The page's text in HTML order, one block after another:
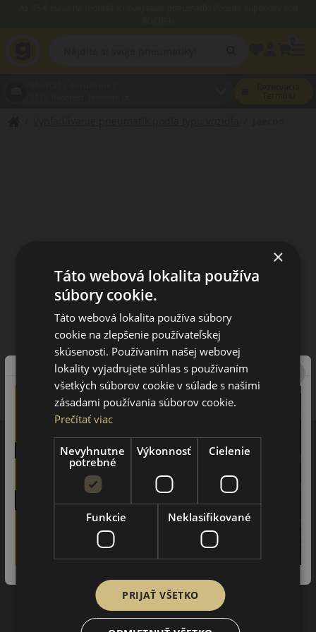
Recenzie zákazníkov
97%
zákazníkov by odporučilo tento obchod svojim známym.
3402
na základe recenzií
Impresum
×
Táto webová lokalita používa
súbory cookie.
Táto webová lokalita používa súbory
cookie na zlepšenie používateľskej
skúsenosti. Používaním našej webovej
lokality vyjadrujete súhlas s používaním
všetkých súborov cookie v súlade s našimi
zásadami používania súborov cookie.
Prečítať viac
Nevyhnutne
potrebné
Výkonnosť Cielenie
Funkcie Neklasifikované
PRIJAŤ VŠETKO